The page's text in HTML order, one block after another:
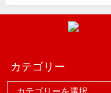
カテゴリー